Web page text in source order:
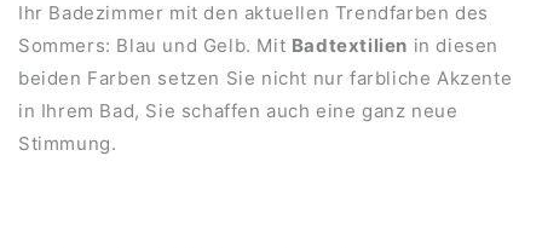
Ihr Badezimmer mit den aktuellen Trendfarben des
Sommers: Blau und Gelb. Mit Badtextilien in diesen
beiden Farben setzen Sie nicht nur farbliche Akzente
in Ihrem Bad, Sie schaffen auch eine ganz neue
Stimmung.